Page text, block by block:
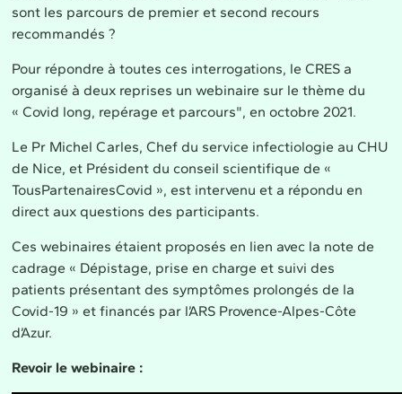
sont les parcours de premier et second recours
recommandés ?
Pour répondre à toutes ces interrogations, le CRES a
organisé à deux reprises un webinaire sur le thème du
« Covid long, repérage et parcours", en octobre 2021.
Le Pr Michel Carles, Chef du service infectiologie au CHU
de Nice, et Président du conseil scientifique de «
TousPartenairesCovid », est intervenu et a répondu en
direct aux questions des participants.
Ces webinaires étaient proposés en lien avec la note de
cadrage « Dépistage, prise en charge et suivi des
patients présentant des symptômes prolongés de la
Covid-19 » et financés par l’ARS Provence-Alpes-Côte
d’Azur.
Revoir le webinaire :